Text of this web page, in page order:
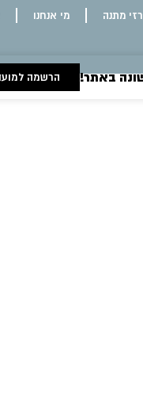
מתנה מי אנחנו
באתר! הרשמה